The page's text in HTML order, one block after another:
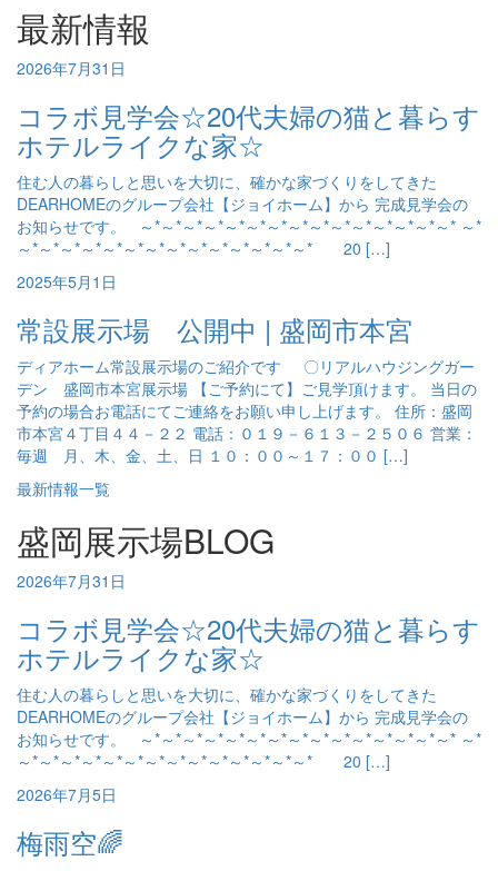
最新情報
2026年7月31日
コラボ見学会☆20代夫婦の猫と暮らす
ホテルライクな家☆
住む人の暮らしと思いを大切に、確かな家づくりをしてきた
DEARHOMEのグループ会社【ジョイホーム】から 完成見学会の
お知らせです。 ～*～*～*～*～*～*～*～*～*～*～*～*～*～*～* ～*
～*～*～*～*～*～*～*～*～*～*～*～*～*～* 20 […]
2025年5月1日
常設展示場 公開中 | 盛岡市本宮
ディアホーム常設展示場のご紹介です 〇リアルハウジングガー
デン 盛岡市本宮展示場 【ご予約にて】ご見学頂けます。 当日の
予約の場合お電話にてご連絡をお願い申し上げます。 住所：盛岡
市本宮４丁目４４－２２ 電話：０１９－６１３－２５０６ 営業：
毎週 月、木、金、土、日 １０：００～１７：００ […]
最新情報一覧
盛岡展示場BLOG
2026年7月31日
コラボ見学会☆20代夫婦の猫と暮らす
ホテルライクな家☆
住む人の暮らしと思いを大切に、確かな家づくりをしてきた
DEARHOMEのグループ会社【ジョイホーム】から 完成見学会の
お知らせです。 ～*～*～*～*～*～*～*～*～*～*～*～*～*～*～* ～*
～*～*～*～*～*～*～*～*～*～*～*～*～*～* 20 […]
2026年7月5日
梅雨空🌈